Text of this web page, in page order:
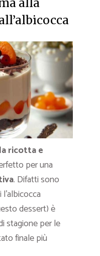
ricotta e
per una
. Difatti sono
dessert) è
stagione per le
finale più